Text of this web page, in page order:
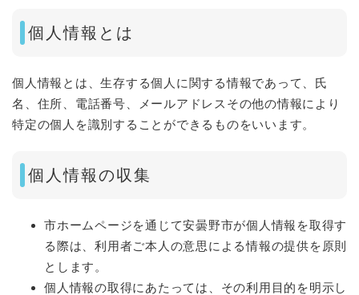
個人情報とは
個人情報とは、生存する個人に関する情報であって、氏
名、住所、電話番号、メールアドレスその他の情報により
特定の個人を識別することができるものをいいます。
個人情報の収集
市ホームページを通じて安曇野市が個人情報を取得す
る際は、利用者ご本人の意思による情報の提供を原則
とします。
個人情報の取得にあたっては、その利用目的を明示し